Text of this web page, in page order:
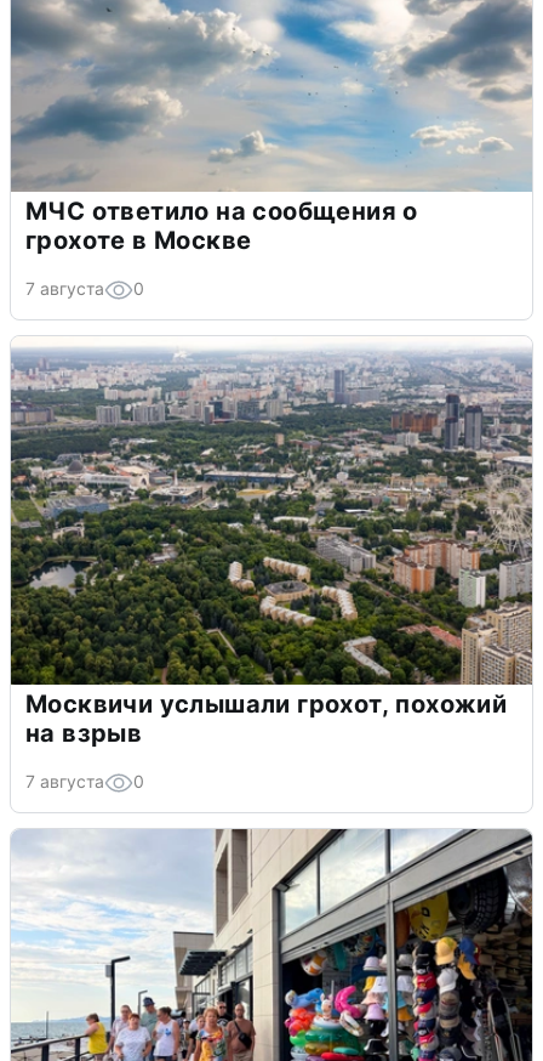
МЧС ответило на сообщения о
грохоте в Москве
7 августа 0
Москвичи услышали грохот, похожий
на взрыв
7 августа 0